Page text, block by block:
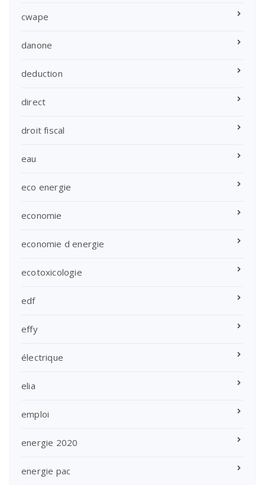
cwape
danone
deduction
direct
droit fiscal
eau
eco energie
economie
economie d energie
ecotoxicologie
edf
effy
électrique
elia
emploi
energie 2020
energie pac